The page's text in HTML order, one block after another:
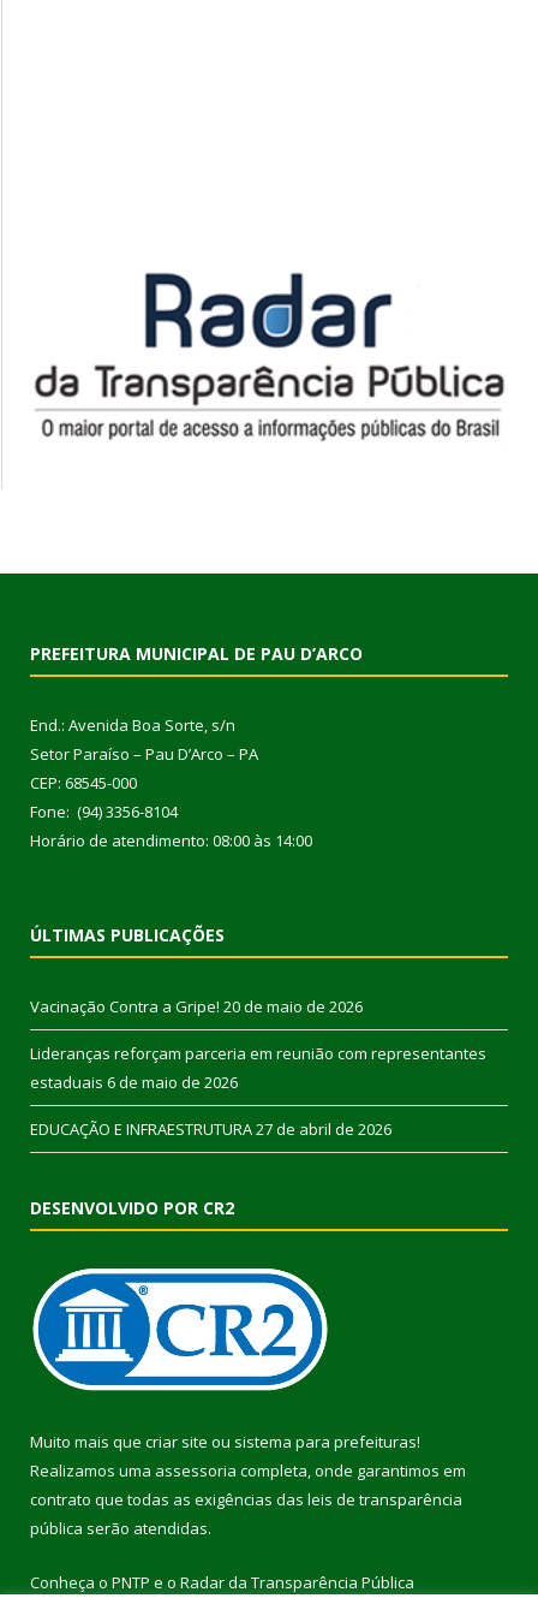
PREFEITURA MUNICIPAL DE PAU D’ARCO
End.: Avenida Boa Sorte, s/n
Setor Paraíso – Pau D’Arco – PA
CEP: 68545-000
Fone: (94) 3356-8104
Horário de atendimento: 08:00 às 14:00
ÚLTIMAS PUBLICAÇÕES
Vacinação Contra a Gripe! 20 de maio de 2026
Lideranças reforçam parceria em reunião com representantes
estaduais 6 de maio de 2026
EDUCAÇÃO E INFRAESTRUTURA27 de abril de 2026
DESENVOLVIDO POR CR2
Muito mais que criar site ou sistema para prefeituras!
Realizamos uma assessoria completa, onde garantimos em
contrato que todas as exigências das leis de transparência
pública serão atendidas.
Conheça o PNTP e o Radar da Transparência Pública